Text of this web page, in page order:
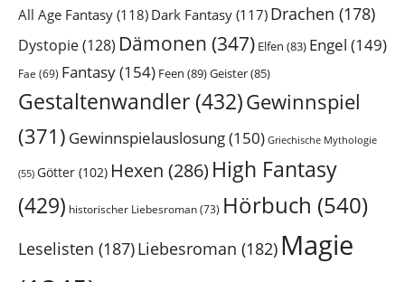
All Age Fantasy (118) Dark Fantasy (117) Drachen (178)
Dystopie(128) Dämonen (347) Elfen (83) Engel (149)
Fae (69) Fantasy(154) Feen (89)Geister(85)
Gestaltenwandler (432)Gewinnspiel
(371) Gewinnspielauslosung(150) Griechische Mythologie
(55) Götter (102) Hexen (286) High Fantasy
(429) historischer Liebesroman(73) Hörbuch (540)
Leselisten (187)Liebesroman (182) Magie